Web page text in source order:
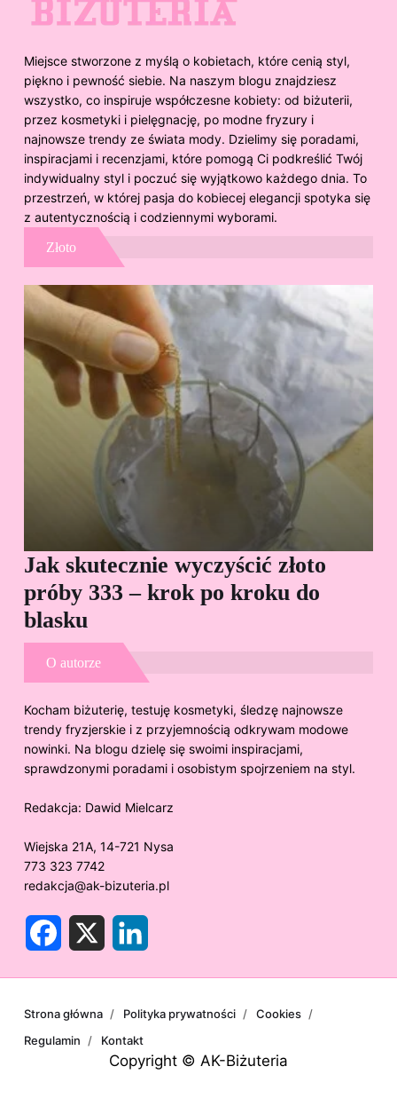
Miejsce stworzone z myślą o kobietach, które cenią styl,
piękno i pewność siebie. Na naszym blogu znajdziesz
wszystko, co inspiruje współczesne kobiety: od biżuterii,
przez kosmetyki i pielęgnację, po modne fryzury i
najnowsze trendy ze świata mody. Dzielimy się poradami,
inspiracjami i recenzjami, które pomogą Ci podkreślić Twój
indywidualny styl i poczuć się wyjątkowo każdego dnia. To
przestrzeń, w której pasja do kobiecej elegancji spotyka się
z autentycznością i codziennymi wyborami.
Złoto
Jak skutecznie wyczyścić złoto
próby 333 – krok po kroku do
blasku
O autorze
Kocham biżuterię, testuję kosmetyki, śledzę najnowsze
trendy fryzjerskie i z przyjemnością odkrywam modowe
nowinki. Na blogu dzielę się swoimi inspiracjami,
sprawdzonymi poradami i osobistym spojrzeniem na styl.
Redakcja: Dawid Mielcarz
Wiejska 21A, 14-721 Nysa
773 323 7742
redakcja@ak-bizuteria.pl
b
k
e
n
Copyright © AK-Biżuteria
Strona główna Polityka prywatności
Cookies
Regulamin
Kontakt